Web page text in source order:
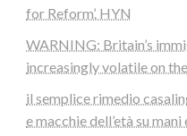
for Reform’. HYN
WARNING: Britain’s
increasingly volatile on
il semplice rimedio
e macchie dell’età su